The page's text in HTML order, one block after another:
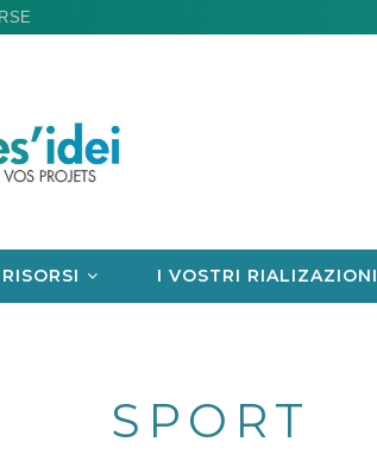
I VOSTRI RIALIZAZIONI
SPORT